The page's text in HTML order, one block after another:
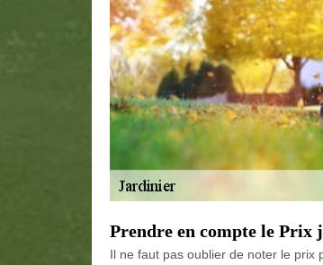
Prendre en compte le
Il ne faut pas oublier de noter le prix